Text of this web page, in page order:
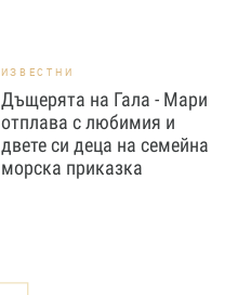
ИЗВЕСТНИ
Дъщерята на Гала - Мари
отплава с любимия и
двете си деца на семейна
морска приказка